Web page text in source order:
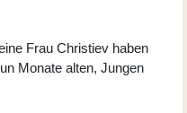
Frau Christiev haben
Monate alten, Jungen